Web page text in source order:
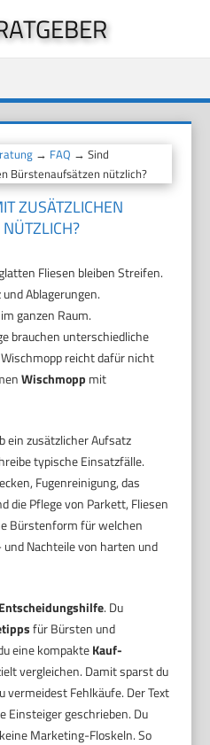
→ FAQ → Sind
Bürstenaufsätzen nützlich?
ZUSÄTZLICHEN
Fliesen bleiben Streifen.
Ablagerungen.
ganzen Raum.
brauchen unterschiedliche
reicht dafür nicht
Wischmopp mit
ein zusätzlicher Aufsatz
typische Einsatzfälle.
Fugenreinigung, das
die Pflege von Parkett, Fliesen
Bürstenform für welchen
Nachteile von harten und
Entscheidungshilfe. Du
für Bürsten und
eine kompakteKauf-
vergleichen. Damit sparst du
vermeidest Fehlkäufe. Der Text
geschrieben. Du
Marketing-Floskeln. So